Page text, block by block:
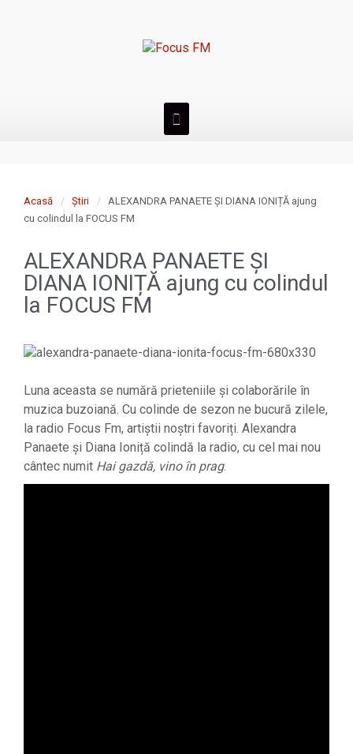
Acasă Știri
ALEXANDRA PANAETE ȘI DIANA IONIȚĂ ajung
cu colindul la FOCUS FM
ALEXANDRA PANAETE ȘI
DIANA IONIȚĂ ajung cu colindul
la FOCUS FM
Luna aceasta se numără prieteniile și colaborările în
muzica buzoiană. Cu colinde de sezon ne bucură zilele,
la radio Focus Fm, artiștii noștri favoriți. Alexandra
Panaete și Diana Ioniță colindă la radio, cu cel mai nou
cântec numit Hai gazdă, vino în prag.